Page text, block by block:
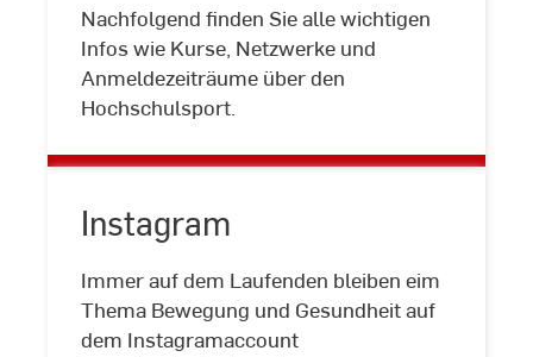
Nachfolgend finden Sie alle wichtigen
Infos wie Kurse, Netzwerke und
Anmeldezeiträume über den
Hochschulsport.
Hochschulsport
Instagram
Immer auf dem Laufenden bleiben eim
Thema Bewegung und Gesundheit auf
dem Instagramaccount
Instagram